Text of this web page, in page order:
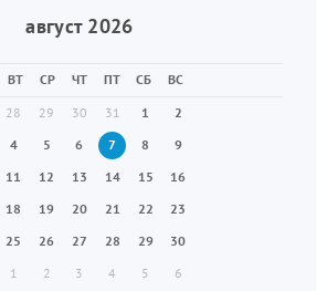
август 2026
ВТ СР ЧТ ПТ СБ
ВС
28 29 30 31 1
2
4 5 6 7 8
9
11 12 13 14 15
16
18 19 20 21 22
23
25 26 27 28 29
30
1 2 3 4 5 6